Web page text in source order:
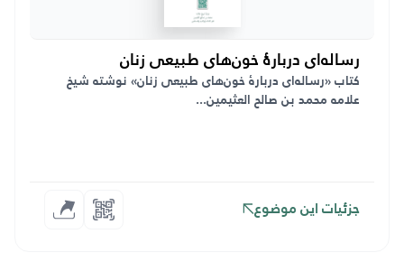
رساله‌ای دربارۀ خون‌های طبیعی زنان
کتاب «رساله‌ای دربارهٔ خون‌های طبیعی زنان» نوشته شیخ
علامه محمد بن صالح العثیمین...
جزئیات این موضوع